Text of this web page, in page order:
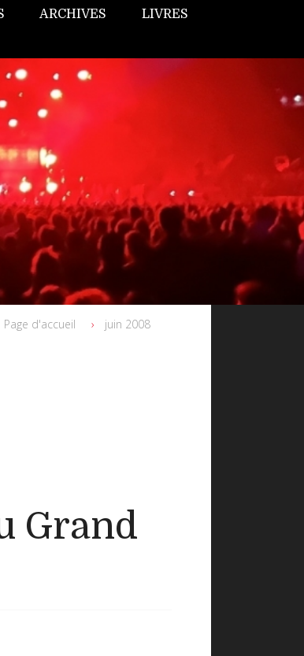
ARCHIVES LIVRES
Page d'accueil juin 2008
Grand